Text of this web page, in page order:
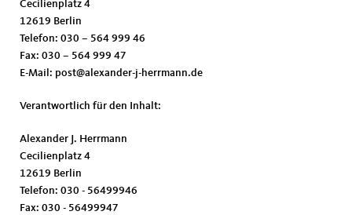
Cecilienplatz 4
12619 Berlin
Telefon: 030 – 564 999 46
Fax: 030 – 564 999 47
E-Mail: post@alexander-j-herrmann.de
Verantwortlich für den Inhalt:
Alexander J. Herrmann
Cecilienplatz 4
12619 Berlin
Telefon: 030 - 56499946
Fax: 030 - 56499947